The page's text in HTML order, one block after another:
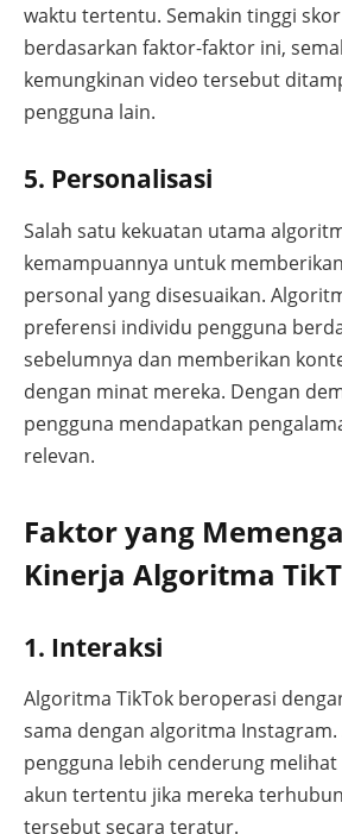
waktu tertentu. Semakin tinggi
berdasarkan faktor-faktor ini,
kemungkinan video tersebut
pengguna lain.
5. Personalisasi
Salah satu kekuatan utama
kemampuannya untuk
personal yang disesuaikan.
preferensi individu pengguna
sebelumnya dan memberikan
dengan minat mereka. Dengan
pengguna mendapatkan
relevan.
Faktor yang
Kinerja Algoritma
1. Interaksi
Algoritma TikTok beroperasi
sama dengan algoritma Instagram.
pengguna lebih cenderung
akun tertentu jika mereka
tersebut secara teratur.